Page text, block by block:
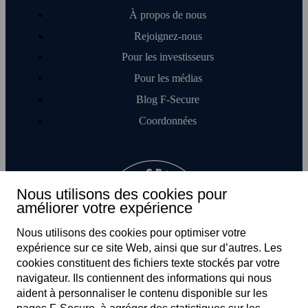
Votre connexion Internet est-elle sûre ?
Voir tous les outils gratuits
À propos de nous
Rejoignez-nous
Pour les investisseurs
Pour les médias
Blog F‑Secure
Coordonnées
Nous utilisons des cookies pour
améliorer votre expérience
Nous utilisons des cookies pour optimiser votre
expérience sur ce site Web, ainsi que sur d’autres. Les
cookies constituent des fichiers texte stockés par votre
navigateur. Ils contiennent des informations qui nous
aident à personnaliser le contenu disponible sur les